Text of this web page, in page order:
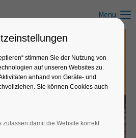
Menu
Laufen, Radfahren und anderen
stimmen Sie der Nutzung von
auf unseren Websites zu.
anhand von Geräte- und
Sie können Cookies auch
zulassen damit die Website korrekt